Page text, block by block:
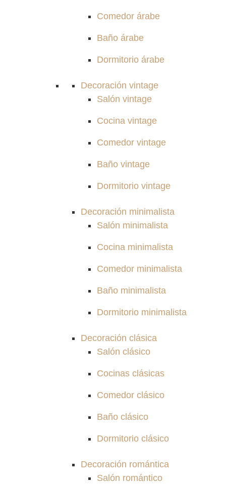
Comedor árabe
Baño árabe
Dormitorio árabe
Decoración vintage
Salón vintage
Cocina vintage
Comedor vintage
Baño vintage
Dormitorio vintage
Decoración minimalista
Salón minimalista
Cocina minimalista
Comedor minimalista
Baño minimalista
Dormitorio minimalista
Decoración clásica
Salón clásico
Cocinas clásicas
Comedor clásico
Baño clásico
Dormitorio clásico
Decoración romántica
Salón romántico